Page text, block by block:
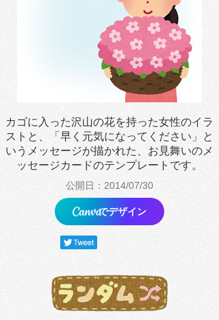
カゴに入った沢山の花を持った女性のイラ
ストと、「早く元気になってください」と
いうメッセージが描かれた、お見舞いのメ
ッセージカードのテンプレートです。
公開日：2014/07/30
でデザイン